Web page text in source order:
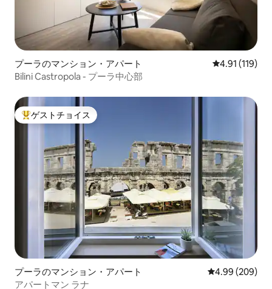
プーラのマンション・アパート レビュー119
4.91 (119)
Bilini Castropola - プーラ中心部
大好評のゲストチョイスです。
ゲストチョイス
プーラのマンション・アパート レビュー209
4.99 (209)
アパートマン ラナ